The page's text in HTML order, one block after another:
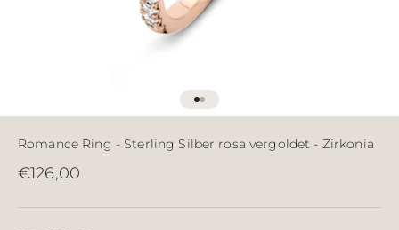
Gehe zu Element 1
Gehe zu Element 2
Romance Ring - Sterling Silber rosa vergoldet - Zirkonia
Angebot
€126,00